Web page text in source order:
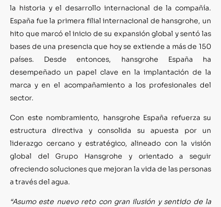
la historia y el desarrollo internacional de la compañía.
España fue la primera filial internacional de hansgrohe, un
hito que marcó el inicio de su expansión global y sentó las
bases de una presencia que hoy se extiende a más de 150
países. Desde entonces, hansgrohe España ha
desempeñado un papel clave en la implantación de la
marca y en el acompañamiento a los profesionales del
sector.
Con este nombramiento, hansgrohe España refuerza su
estructura directiva y consolida su apuesta por un
liderazgo cercano y estratégico, alineado con la visión
global del Grupo Hansgrohe y orientado a seguir
ofreciendo soluciones que mejoran la vida de las personas
a través del agua.
“Asumo este nuevo reto con gran ilusión y sentido de la